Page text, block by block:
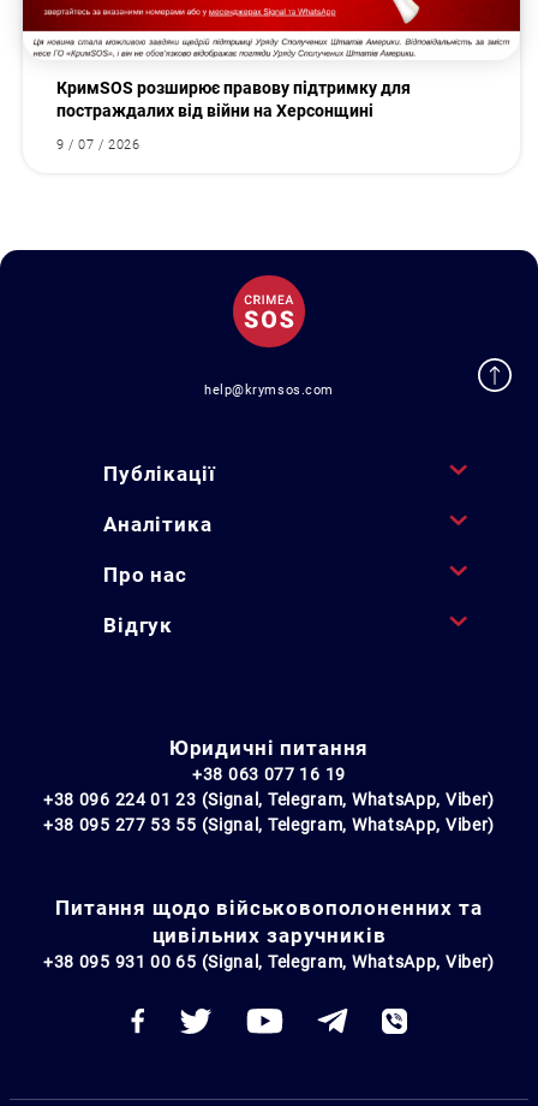
КримSOS розширює правову підтримку для
постраждалих від війни на Херсонщині
9 / 07 / 2026
help@krymsos.com
Публікації
Аналітика
Про нас
Відгук
Юридичні питання
+38 063 077 16 19
+38 096 224 01 23 (Signal, Telegram, WhatsApp, Viber)
+38 095 277 53 55 (Signal, Telegram, WhatsApp, Viber)
Питання щодо військовополоненних та
цивільних заручників
+38 095 931 00 65 (Signal, Telegram, WhatsApp, Viber)